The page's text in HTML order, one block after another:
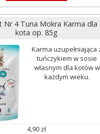
Nr 4 Tuna Mokra Karma dla
kota op. 85g
Karma uzupełniająca
tuńczykiem w sosie
własnym dla kotów w
każdym wieku.
4,90 zł